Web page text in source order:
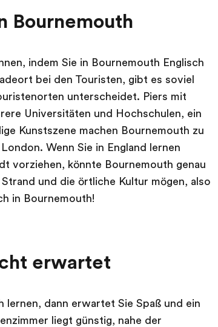
Bournemouth
indem Sie in Bournemouth Englisch
bei den Touristen, gibt es soviel
unterscheidet. Piers mit
Universitäten und Hochschulen, ein
Kunstszene machen Bournemouth zu
Wenn Sie in England lernen
vorziehen, könnte Bournemouth genau
und die örtliche Kultur mögen, also
in Bournemouth!
erwartet
lernen, dann erwartet Sie Spaß und ein
liegt günstig, nahe der